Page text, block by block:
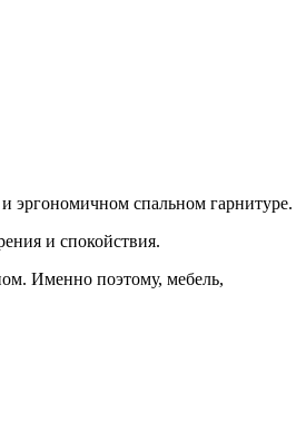
эргономичном спальном гарнитуре.
и спокойствия.
Именно поэтому, мебель,